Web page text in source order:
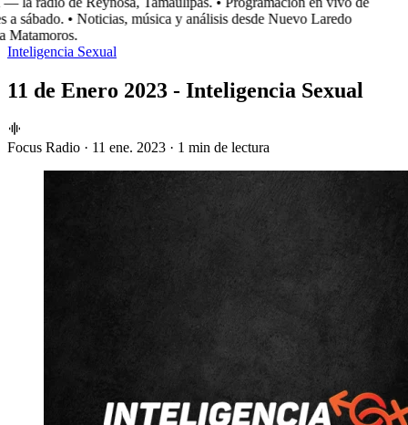
a sábado. • Noticias, música y análisis desde Nuevo Laredo
Matamoros.
Inteligencia Sexual
11 de Enero 2023 - Inteligencia Sexual
Focus Radio · 11 ene. 2023 · 1 min de lectura